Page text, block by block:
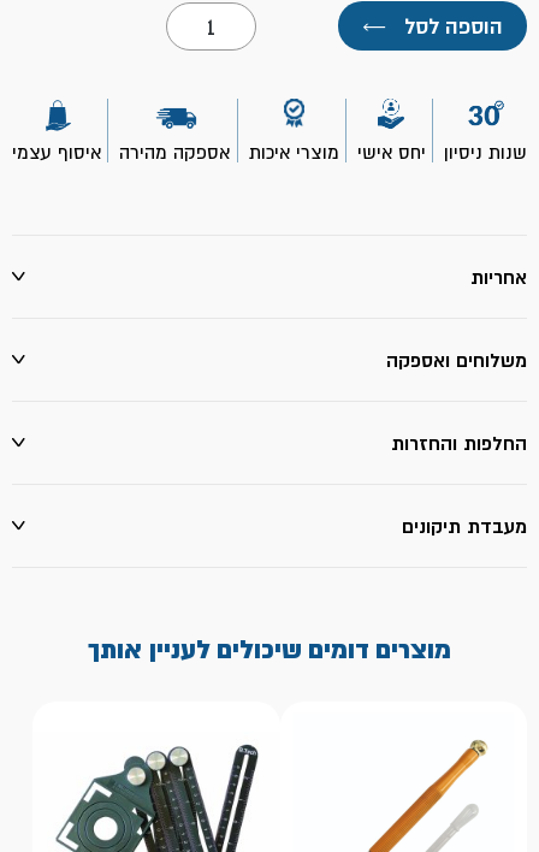
הוספה לסל ←
כמות
של
קליבת
שנות ניסיון יחס אישי מוצרי איכות אספקה מהירה איסוף עצמי
אחריות
משלוחים ואספקה
החלפות והחזרות
מעבדת תיקונים
מוצרים דומים שיכולים לעניין אותך